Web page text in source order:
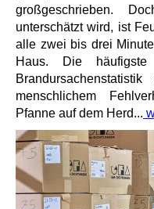
großgeschrieben.
unterschätzt wird, ist
alle zwei bis drei
Haus. Die
menschlichem
Pfanne auf dem Herd...